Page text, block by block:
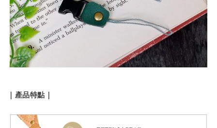
｜產品特點｜